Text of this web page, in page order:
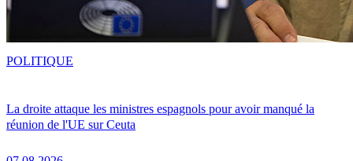
La droite attaque les ministres espagnols pour avoir manqué la
réunion de l'UE sur Ceuta
POLITIQUE